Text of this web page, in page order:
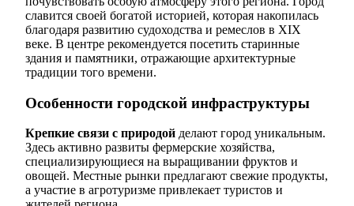
славится своей богатой историей, которая накопилась
благодаря развитию судоходства и ремеслов в XIX
веке. В центре рекомендуется посетить старинные
здания и памятники, отражающие архитектурные
традиции того времени.
Особенности городской инфраструктуры
Крепкие связи с природой делают город уникальным.
Здесь активно развиты фермерские хозяйства,
специализирующиеся на выращивании фруктов и
овощей. Местные рынки предлагают свежие продукты,
а участие в агротуризме привлекает туристов и